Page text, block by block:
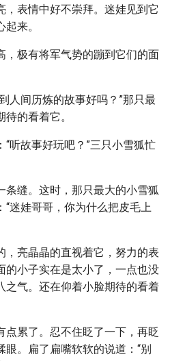
，表情中好不崇拜。迷娃见到它
来。
，极有将军气势的蹦到它们的面
人间历炼的故事好吗？”那只最
的看着它。
听故事好玩吧？”三只小雪狐忙
条缝。这时，那只最大的小雪狐
迷娃哥哥，你为什么把皮毛上
，亮晶晶的直视着它，努力的表
的小子实在是太小了，一点也没
之气。还在仰着小脸期待的看着
点累了。忍不住眨了一下，再眨
。扁了扁嘴软软的说道：“别